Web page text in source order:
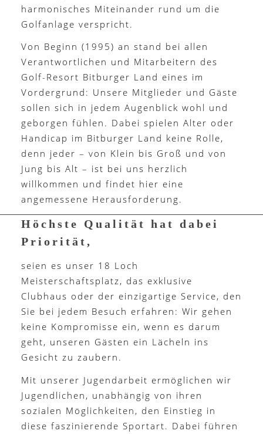
harmonisches Miteinander rund um die
Golfanlage verspricht.
Von Beginn (1995) an stand bei allen
Verantwortlichen und Mitarbeitern des
Golf-Resort Bitburger Land eines im
Vordergrund: Unsere Mitglieder und Gäste
sollen sich in jedem Augenblick wohl und
geborgen fühlen. Dabei spielen Alter oder
Handicap im Bitburger Land keine Rolle,
denn jeder – von Klein bis Groß und von
Jung bis Alt – ist bei uns herzlich
willkommen und findet hier eine
angemessene Herausforderung.
Höchste Qualität hat dabei
Priorität,
seien es unser 18 Loch
Meisterschaftsplatz, das exklusive
Clubhaus oder der einzigartige Service, den
Sie bei jedem Besuch erfahren: Wir gehen
keine Kompromisse ein, wenn es darum
geht, unseren Gästen ein Lächeln ins
Gesicht zu zaubern.
Mit unserer Jugendarbeit ermöglichen wir
Jugendlichen, unabhängig von ihren
sozialen Möglichkeiten, den Einstieg in
diese faszinierende Sportart. Dabei führen